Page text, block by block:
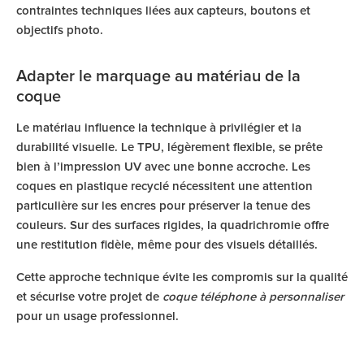
contraintes techniques liées aux capteurs, boutons et
objectifs photo.
Adapter le marquage au matériau de la
coque
Le matériau influence la technique à privilégier et la
durabilité visuelle. Le TPU, légèrement flexible, se prête
bien à l’impression UV avec une bonne accroche. Les
coques en plastique recyclé nécessitent une attention
particulière sur les encres pour préserver la tenue des
couleurs. Sur des surfaces rigides, la quadrichromie offre
une restitution fidèle, même pour des visuels détaillés.
Cette approche technique évite les compromis sur la qualité
et sécurise votre projet de coque téléphone à personnaliser
pour un usage professionnel.